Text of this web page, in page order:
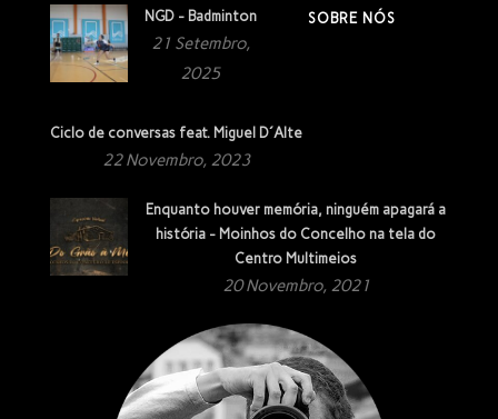
NGD - Badminton
21 Setembro,
2025
Ciclo de conversas feat. Miguel D´Alte
22 Novembro, 2023
Enquanto houver memória, ninguém apagará a
história - Moinhos do Concelho na tela do
Centro Multimeios
20 Novembro, 2021
SOBRE NÓS